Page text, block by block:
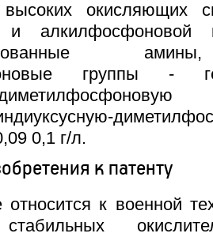
высоких окисляющих
и алкилфосфоновой
группы -
0,1 г/л.
к патенту
относится к военной